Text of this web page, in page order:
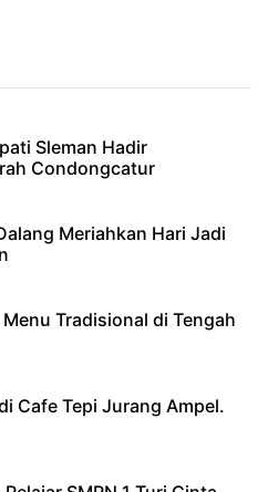
Sleman Hadir
Condongcatur
Meriahkan Hari Jadi
Tradisional di Tengah
Cafe Tepi Jurang Ampel.